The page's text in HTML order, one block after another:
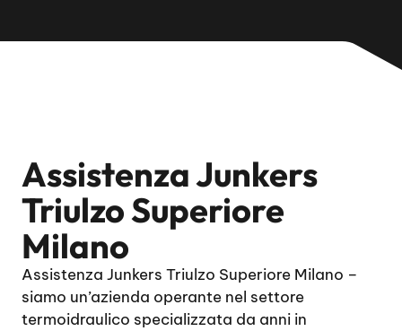
Assistenza Junkers
Triulzo Superiore
Milano
Assistenza Junkers Triulzo Superiore Milano –
siamo un’azienda operante nel settore
termoidraulico specializzata da anni in